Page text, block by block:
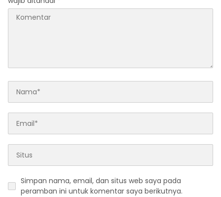
Simpan nama, email, dan situs web saya pada
peramban ini untuk komentar saya berikutnya.